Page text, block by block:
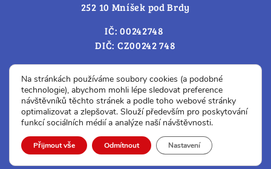
252 10 Mníšek pod Brdy
IČ: 00242748
DIČ: CZ00242 748
Cookies – změna souhlasu
Prohlášení o přístupnosti
© Všechna práva vyhrazena.
Na stránkách používáme soubory cookies (a podobné
technologie), abychom mohli lépe sledovat preference
návštěvníků těchto stránek a podle toho webové stránky
optimalizovat a zlepšovat. Slouží především pro poskytování
funkcí sociálních médií a analýze naší návštěvnosti.
Přijmout vše Odmítnout Nastavení